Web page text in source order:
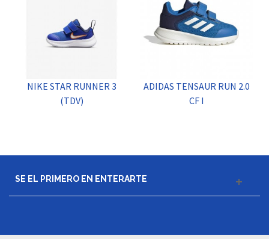
NIKE STAR RUNNER 3
(TDV)
ADIDAS TENSAUR RUN 2.0
CF I
SE EL PRIMERO EN ENTERARTE